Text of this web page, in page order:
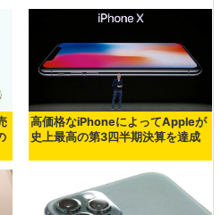
高価格なiPhoneによってAppleが
史上最高の第3四半期決算を達成